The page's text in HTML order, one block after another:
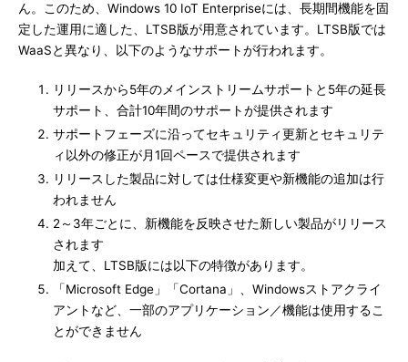
ん。このため、Windows 10 IoT Enterpriseには、長期間機能を固
定した運用に適した、LTSB版が用意されています。LTSB版では
WaaSと異なり、以下のようなサポートが行われます。
リリースから5年のメインストリームサポートと5年の延長
サポート、合計10年間のサポートが提供されます
サポートフェーズに沿ってセキュリティ更新とセキュリテ
ィ以外の修正が月1回ペースで提供されます
リリースした製品に対しては仕様変更や新機能の追加は行
われません
2～3年ごとに、新機能を反映させた新しい製品がリリース
されます
加えて、LTSB版には以下の特徴があります。
「Microsoft Edge」「Cortana」、Windowsストアクライ
アントなど、一部のアプリケーション／機能は使用するこ
とができません